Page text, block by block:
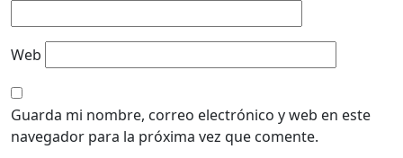
Web
Guarda mi nombre, correo electrónico y web en este
navegador para la próxima vez que comente.